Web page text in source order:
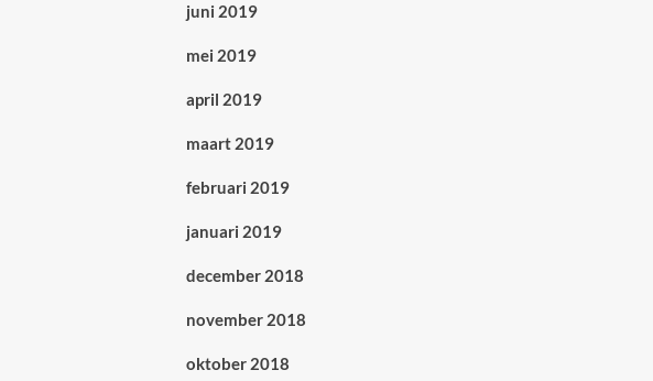
juni 2019
mei 2019
april 2019
maart 2019
februari 2019
januari 2019
december 2018
november 2018
oktober 2018